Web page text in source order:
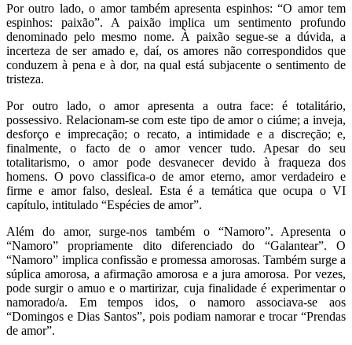
Por outro lado, o amor também apresenta espinhos: “O amor tem
espinhos: paixão”. A paixão implica um sentimento profundo
denominado pelo mesmo nome. À paixão segue-se a dúvida, a
incerteza de ser amado e, daí, os amores não correspondidos que
conduzem à pena e à dor, na qual está subjacente o sentimento de
tristeza.
Por outro lado, o amor apresenta a outra face: é totalitário,
possessivo. Relacionam-se com este tipo de amor o ciúme; a inveja,
desforço e imprecação; o recato, a intimidade e a discreção; e,
finalmente, o facto de o amor vencer tudo. Apesar do seu
totalitarismo, o amor pode desvanecer devido à fraqueza dos
homens. O povo classifica-o de amor eterno, amor verdadeiro e
firme e amor falso, desleal. Esta é a temática que ocupa o VI
capítulo, intitulado “Espécies de amor”.
Além do amor, surge-nos também o “Namoro”. Apresenta o
“Namoro” propriamente dito diferenciado do “Galantear”. O
“Namoro” implica confissão e promessa amorosas. Também surge a
súplica amorosa, a afirmação amorosa e a jura amorosa. Por vezes,
pode surgir o amuo e o martirizar, cuja finalidade é experimentar o
namorado/a. Em tempos idos, o namoro associava-se aos
“Domingos e Dias Santos”, pois podiam namorar e trocar “Prendas
de amor”.